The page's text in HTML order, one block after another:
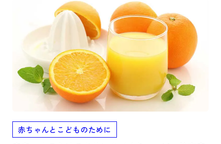
赤ちゃんとこどものために